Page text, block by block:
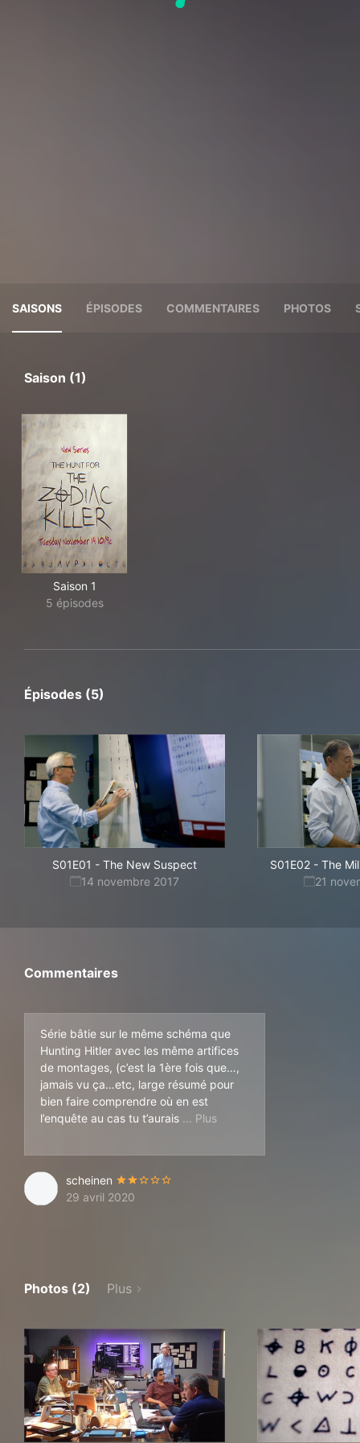
SAISONS ÉPISODES COMMENTAIRES PHOTOS
Saison (1)
Saison 1
5 épisodes
Épisodes (5)
S01E01 - The New Suspect
14 novembre 2017
S01E02 - The
21
Commentaires
Série bâtie sur le même schéma que
Hunting Hitler avec les même artifices
de montages, (c’est la 1ère fois que…,
jamais vu ça…etc, large résumé pour
bien faire comprendre où en est
l’enquête au cas tu t’aurais
endormi dans le canapé).
scheinen
29 avril 2020
Photos (2) Plus